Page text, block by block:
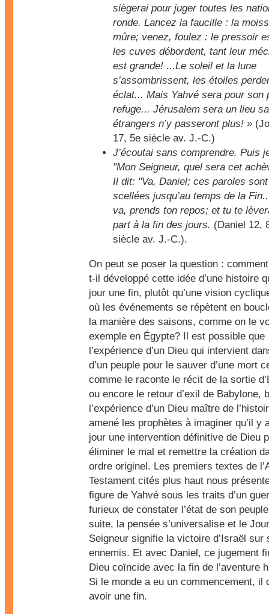
siègerai pour juger toutes les
ronde. Lancez la faucille : la
mûre; venez, foulez : le pressoir
les cuves débordent, tant leur
est grande! ...Le soleil et la lune
s’assombrissent, les étoiles
éclat... Mais Yahvé sera pour son
refuge... Jérusalem sera un lieu
étrangers n’y passeront plus! »
17, 5e siècle av. J.-C.)
J’écoutai sans comprendre. Puis
"Mon Seigneur, quel sera cet
Il dit: "Va, Daniel; ces paroles
scellées jusqu’au temps de la
va, prends ton repos; et tu te
part à la fin des jours. (Daniel 12,
siècle av. J.-C.).
On peut se poser la question :
t-il développé cette idée d’une histoire
jour une fin, plutôt qu’une vision
où les événements se répètent en
la manière des saisons, comme on le
exemple en Égypte? Il est possible que
l’expérience d’un Dieu qui intervient
d’un peuple pour le sauver d’une mort
comme le raconte le récit de la sortie
ou encore le retour d’exil de Babylone,
l’expérience d’un Dieu maître de
amené les prophètes à imaginer qu’il y
jour une intervention définitive de Dieu
éliminer le mal et remettre la création
ordre originel. Les premiers textes de
Testament cités plus haut nous
figure de Yahvé sous les traits d’un
furieux de constater l’état de son
suite, la pensée s’universalise et le
Seigneur signifie la victoire d’Israël sur
ennemis. Et avec Daniel, ce jugement
Dieu coïncide avec la fin de l’aventure
Si le monde a eu un commencement, il
avoir une fin.